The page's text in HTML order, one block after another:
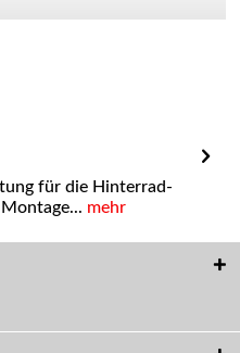
für die Hinterrad-
mehr